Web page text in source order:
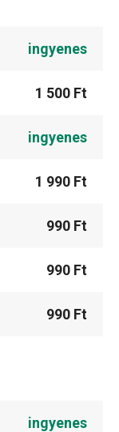
ingyenes
1 500 Ft
ingyenes
1 990 Ft
990 Ft
990 Ft
990 Ft
ingyenes